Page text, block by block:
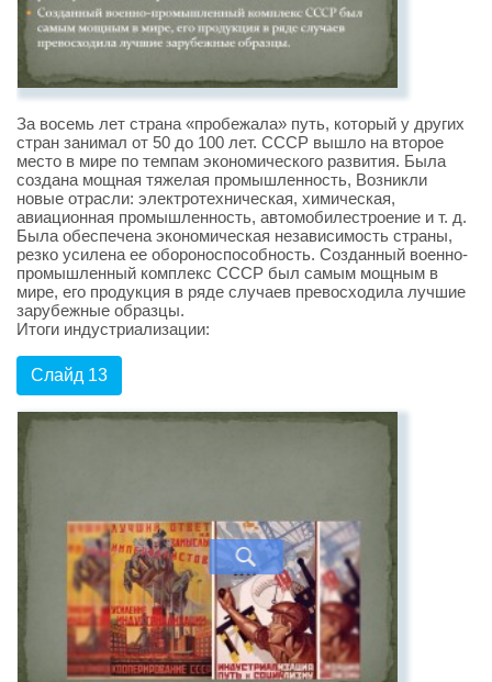
За восемь лет страна «пробежала» путь, который у других
стран занимал от 50 до 100 лет. СССР вышло на второе
место в мире по темпам экономического развития. Была
создана мощная тяжелая промышленность, Возникли
новые отрасли: электротехническая, химическая,
авиационная промышленность, автомобилестроение и т. д.
Была обеспечена экономическая независимость страны,
резко усилена ее обороноспособность. Созданный военно-
промышленный комплекс СССР был самым мощным в
мире, его продукция в ряде случаев превосходила лучшие
зарубежные образцы.
Итоги индустриализации:
Слайд 13